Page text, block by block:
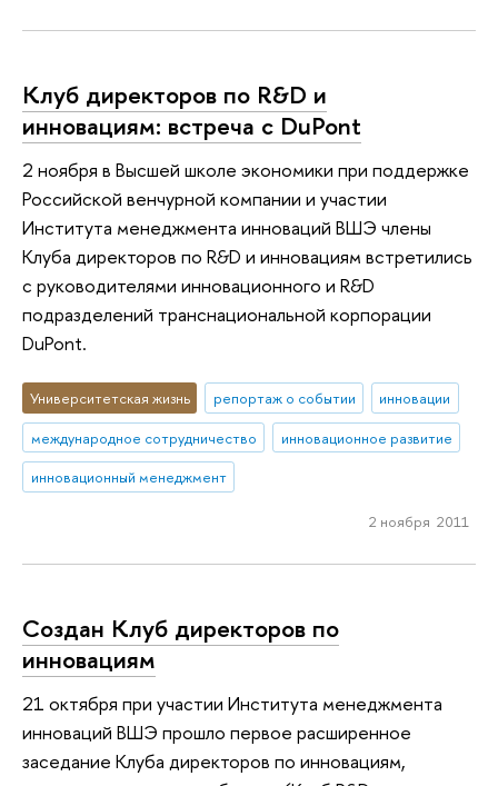
Клуб директоров по R&D и
инновациям: встреча с DuPont
2 ноября в Высшей школе экономики при поддержке
Российской венчурной компании и участии
Института менеджмента инноваций ВШЭ члены
Клуба директоров по R&D и инновациям встретились
с руководителями инновационного и R&D
подразделений транснациональной корпорации
DuPont.
Университетская жизнь репортаж о событии
инновации
международное сотрудничество
инновационное развитие
инновационный менеджмент
2 ноября 2011
Создан Клуб директоров по
инновациям
21 октября при участии Института менеджмента
инноваций ВШЭ прошло первое расширенное
заседание Клуба директоров по инновациям,